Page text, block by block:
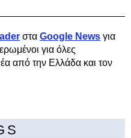
στα Google News για
για όλες
από την Ελλάδα και τον